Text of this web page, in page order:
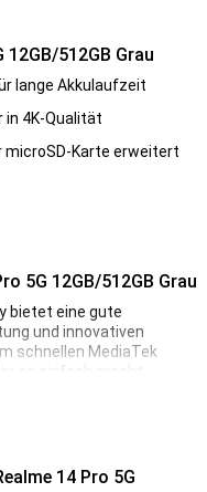
512GB Grau
lange Akkulaufzeit
in 4K-Qualität
microSD-Karte erweitert
5G 12GB/512GB Grau
bietet eine gute
und innovativen
schnellen MediaTek
es einfach macht,
ohne Schluckauf zu
ein gestochen
Situation tolle Fotos und
14 Pro 5G